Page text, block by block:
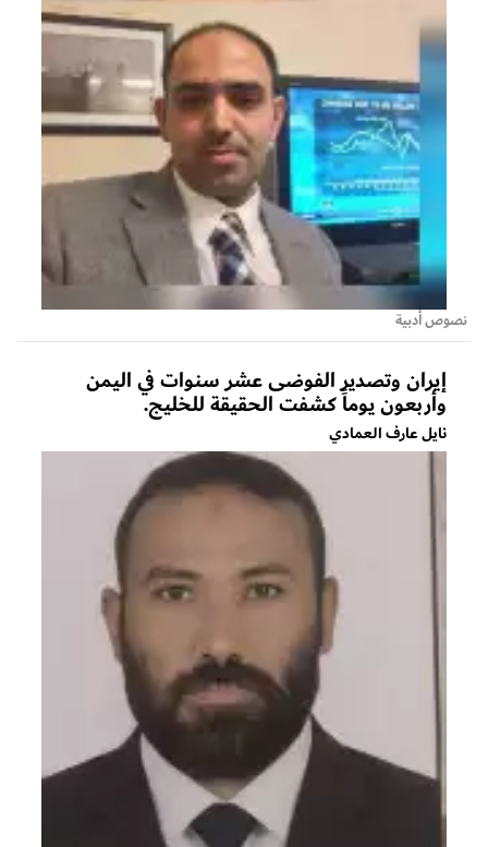
نصوص أدبية
إيران وتصدير الفوضى عشر سنوات في اليمن
وأربعون يوماً كشفت الحقيقة للخليج.
نايل عارف العمادي